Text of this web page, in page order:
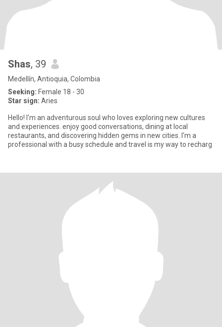
Shas, 39
Medellín, Antioquia, Colombia
Seeking: Female 18 - 30
Star sign: Aries
Hello! I'm an adventurous soul who loves exploring new cultures
and experiences. enjoy good conversations, dining at local
restaurants, and discovering hidden gems in new cities. I'm a
professional with a busy schedule and travel is my way to recharg